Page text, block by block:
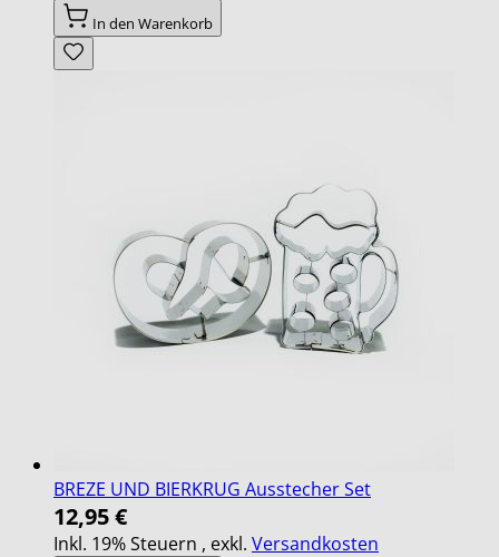
In den Warenkorb
BREZE UND BIERKRUG Ausstecher Set
12,95 €
Inkl. 19% Steuern , exkl. Versandkosten